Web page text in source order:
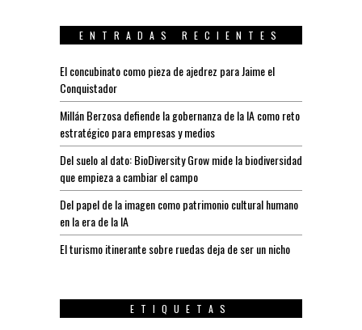
ENTRADAS RECIENTES
El concubinato como pieza de ajedrez para Jaime el
Conquistador
Millán Berzosa defiende la gobernanza de la IA como reto
estratégico para empresas y medios
Del suelo al dato: BioDiversity Grow mide la biodiversidad
que empieza a cambiar el campo
Del papel de la imagen como patrimonio cultural humano
en la era de la IA
El turismo itinerante sobre ruedas deja de ser un nicho
ETIQUETAS